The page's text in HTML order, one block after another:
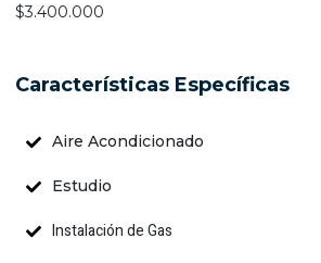
$3.400.000
Características Específicas
Aire Acondicionado
Estudio
Instalación de Gas